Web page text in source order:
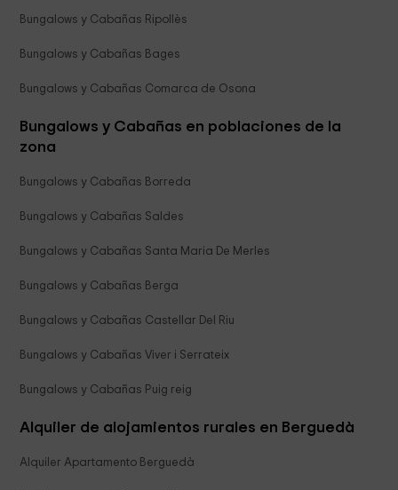
Bungalows y Cabañas Ripollès
Bungalows y Cabañas Bages
Bungalows y Cabañas Comarca de Osona
Bungalows y Cabañas en poblaciones de la
zona
Bungalows y Cabañas Borreda
Bungalows y Cabañas Saldes
Bungalows y Cabañas Santa Maria De Merles
Bungalows y Cabañas Berga
Bungalows y Cabañas Castellar Del Riu
Bungalows y Cabañas Viver i Serrateix
Bungalows y Cabañas Puig reig
Alquiler de alojamientos rurales en Berguedà
Alquiler Apartamento Berguedà